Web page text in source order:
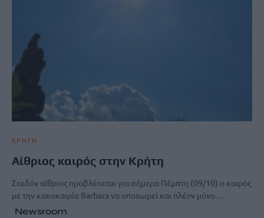
ΚΡΗΤΗ
Αίθριος καιρός στην Κρήτη
Σχεδόν αίθριος προβλέπεται για σήμερα Πέμπτη (09/10) ο καιρός
με την κακοκαιρία Barbara να υποχωρεί και πλέον μόνο…
Newsroom